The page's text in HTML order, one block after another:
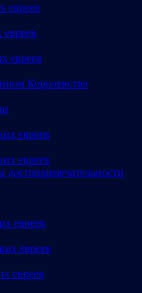
евреев
евреев
Королевстве
евреев
евреев
евреев
евреев
евреев